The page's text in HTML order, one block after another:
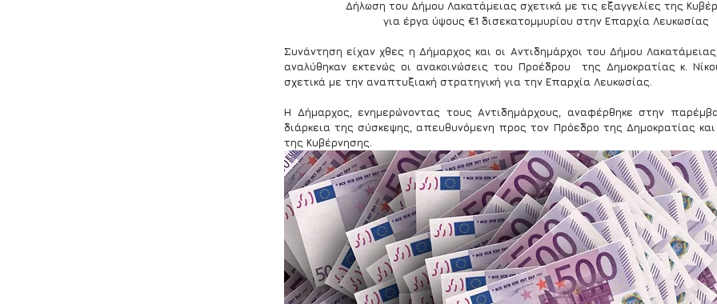
Δήλωση του Δήμου Λακατάμειας σχετικά με τις εξαγγελίες της
για έργα ύψους €1 δισεκατομμυρίου στην Επαρχία Λευκωσίας
Συνάντηση είχαν χθες η Δήμαρχος και οι Αντιδημάρχοι του Δήμου
αναλύθηκαν εκτενώς οι ανακοινώσεις του Προέδρου  της Δημοκρατίας κ.
σχετικά με την αναπτυξιακή στρατηγική για την Επαρχία Λευκωσίας.
Η Δήμαρχος, ενημερώνοντας τους Αντιδημάρχους, αναφέρθηκε στην
διάρκεια της σύσκεψης, απευθυνόμενη προς τον Πρόεδρο της Δημοκρατίας
της Κυβέρνησης.